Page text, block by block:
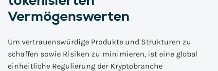
insbesondere bei stark schwankenden
Marktpreisen.
darin, dass der Wert eines Utility Tokens stark von
der Nutzung der zugrunde liegenden Plattform
der Token im Wert sinken oder gar wertlos werden.
eingestuft werden.
Vermögenswerten
Um vertrauenswürdige Produkte und Strukturen zu
schaffen sowie Risiken zu minimieren, ist eine global
einheitliche Regulierung der Kryptobranche